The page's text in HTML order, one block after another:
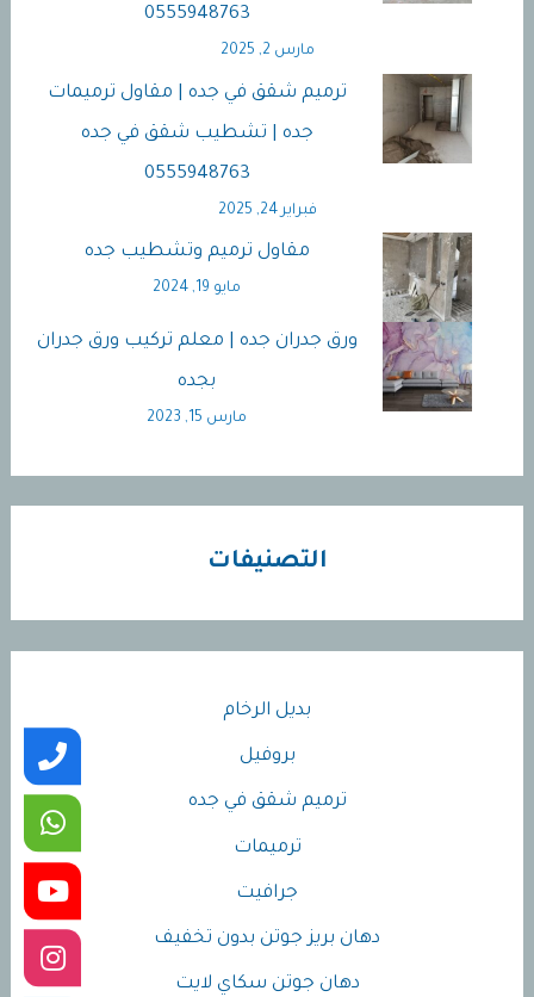
0555948763
مارس 2, 2025
ترميم شقق في جده | مقاول ترميمات
جده | تشطيب شقق في جده
0555948763
فبراير 24, 2025
مقاول ترميم وتشطيب جده
مايو 19, 2024
ورق جدران جده | معلم تركيب ورق جدران
بجده
مارس 15, 2023
التصنيفات
بديل الرخام
بروفيل
ترميم شقق في جده
ترميمات
جرافيت
دهان بريز جوتن بدون تخفيف
دهان جوتن سكاي لايت